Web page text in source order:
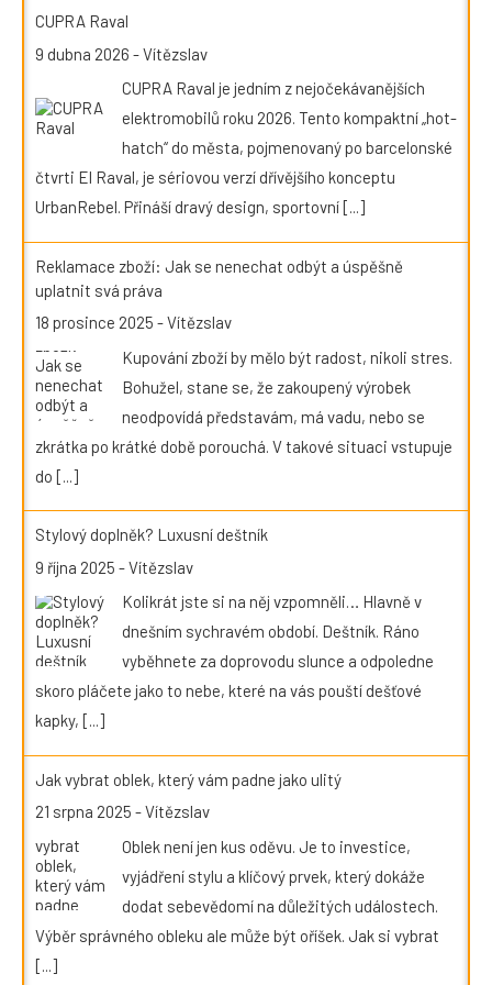
CUPRA Raval
9 dubna 2026 -Vítězslav
CUPRA Raval je jedním z nejočekávanějších
elektromobilů roku 2026. Tento kompaktní „hot-
hatch“ do města, pojmenovaný po barcelonské
čtvrti El Raval, je sériovou verzí dřívějšího konceptu
UrbanRebel. Přináší dravý design, sportovní [...]
Reklamace zboží: Jak se nenechat odbýt a úspěšně
uplatnit svá práva
18 prosince 2025 -Vítězslav
Kupování zboží by mělo být radost, nikoli stres.
Bohužel, stane se, že zakoupený výrobek
neodpovídá představám, má vadu, nebo se
zkrátka po krátké době porouchá. V takové situaci vstupuje
do [...]
Stylový doplněk? Luxusní deštník
9 října 2025 -Vítězslav
Kolikrát jste si na něj vzpomněli… Hlavně v
dnešním sychravém období. Deštník. Ráno
vyběhnete za doprovodu slunce a odpoledne
skoro pláčete jako to nebe, které na vás pouští dešťové
kapky, [...]
Jak vybrat oblek, který vám padne jako ulitý
21 srpna 2025 -Vítězslav
Oblek není jen kus oděvu. Je to investice,
vyjádření stylu a klíčový prvek, který dokáže
dodat sebevědomí na důležitých událostech.
Výběr správného obleku ale může být oříšek. Jak si vybrat
[...]